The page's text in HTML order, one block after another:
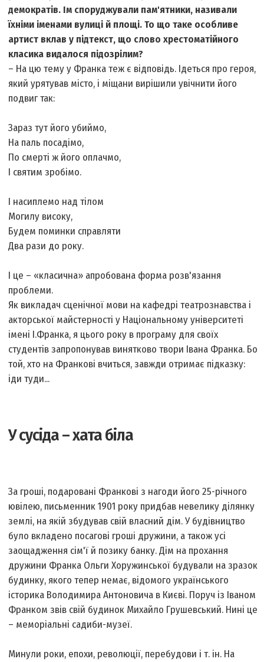
демократів. Ім споруджували пам'ятники, називали
їхніми іменами вулиці й площі. То що таке особливе
артист вклав у підтекст, що слово хрестоматійного
класика видалося підозрілим?
– На цю тему у Франка теж є відповідь. Ідеться про героя,
який урятував місто, і міщани вирішили увічнити його
подвиг так:
Зараз тут його убиймо,
На паль посадімо,
По смерті ж його оплачмо,
І святим зробімо.
І насиплемо над тілом
Могилу високу,
Будем поминки справляти
Два рази до року.
І це – «класична» апробована форма розв'язання
проблеми.
Як викладач сценічної мови на кафедрі театрознавства і
акторської майстерності у Національному університеті
імені І.Франка, я цього року в програму для своїх
студентів запропонував винятково твори Івана Франка. Бо
той, хто на Франкові вчиться, завжди отримає підказку:
іди туди...
У сусіда – хата біла
За гроші, подаровані Франкові з нагоди його 25-річного
ювілею, письменник 1901 року придбав невелику ділянку
землі, на якій збудував свій власний дім. У будівництво
було вкладено посагові гроші дружини, а також усі
заощадження сім'ї й позику банку. Дім на прохання
дружини Франка Ольги Хоружинської будували на зразок
будинку, якого тепер немає, відомого українського
історика Володимира Антоновича в Києві. Поруч із Іваном
Франком звів свій будинок Михайло Грушевський. Нині це
– меморіальні садиби-музеї.
Минули роки, епохи, революції, перебудови і т. ін. На